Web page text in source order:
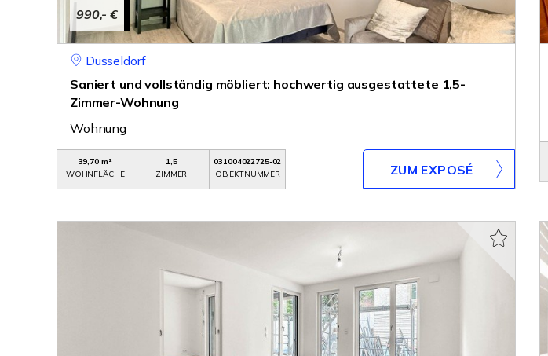
990,- €
Düsseldorf
Saniert und vollständig möbliert: hochwertig ausgestattete 1,5-
Zimmer-Wohnung
Wohnung
39,70 m²
WOHNFLÄCHE
1,5
ZIMMER
031004022725-02
OBJEKTNUMMER
ZUM EXPOSÉ